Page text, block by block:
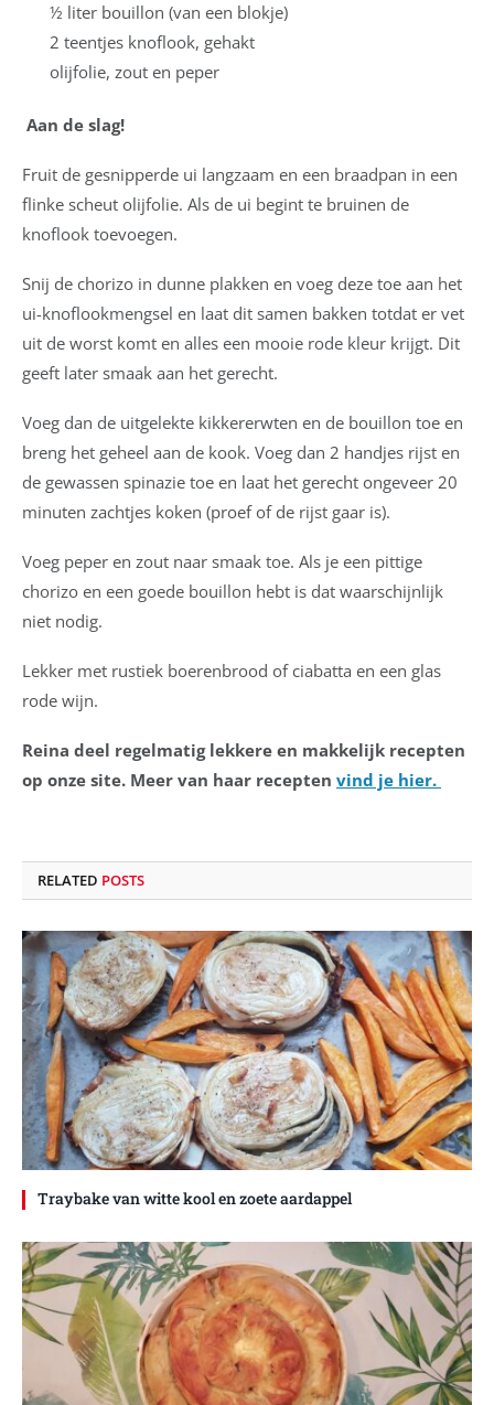
½ liter bouillon (van een blokje)
2 teentjes knoflook, gehakt
olijfolie, zout en peper
Aan de slag!
Fruit de gesnipperde ui langzaam en een braadpan in een
flinke scheut olijfolie. Als de ui begint te bruinen de
knoflook toevoegen.
Snij de chorizo in dunne plakken en voeg deze toe aan het
ui-knoflookmengsel en laat dit samen bakken totdat er vet
uit de worst komt en alles een mooie rode kleur krijgt. Dit
geeft later smaak aan het gerecht.
Voeg dan de uitgelekte kikkererwten en de bouillon toe en
breng het geheel aan de kook. Voeg dan 2 handjes rijst en
de gewassen spinazie toe en laat het gerecht ongeveer 20
minuten zachtjes koken (proef of de rijst gaar is).
Voeg peper en zout naar smaak toe. Als je een pittige
chorizo en een goede bouillon hebt is dat waarschijnlijk
niet nodig.
Lekker met rustiek boerenbrood of ciabatta en een glas
rode wijn.
Reina deel regelmatig lekkere en makkelijk recepten
op onze site. Meer van haar recepten vind je hier.
RELATED POSTS
Traybake van witte kool en zoete aardappel